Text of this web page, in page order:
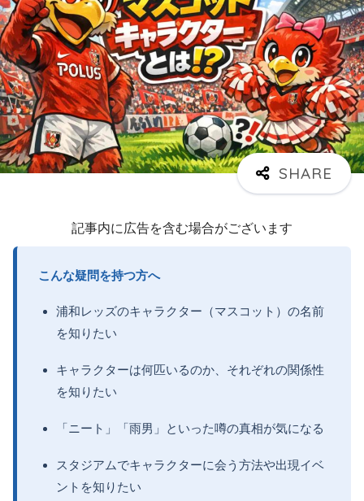
記事内に広告を含む場合がございます
こんな疑問を持つ方へ
浦和レッズのキャラクター（マスコット）の名前
を知りたい
キャラクターは何匹いるのか、それぞれの関係性
を知りたい
「ニート」「雨男」といった噂の真相が気になる
スタジアムでキャラクターに会う方法や出現イベ
ントを知りたい